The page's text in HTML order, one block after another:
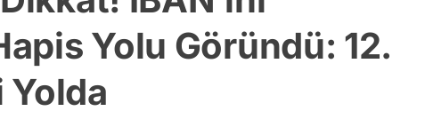
Yolu Göründü: 12.
Yolda